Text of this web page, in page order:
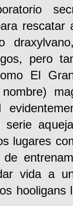
pero
El
serie
lugares
vida a
hooligans